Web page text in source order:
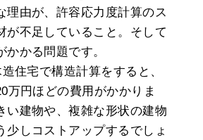
理由が、許容応力度計算のス
が不足していること。そして
かる問題です。
住宅で構造計算をすると、
万円ほどの費用がかかりま
い建物や、複雑な形状の建物
少しコストアップするでしょ